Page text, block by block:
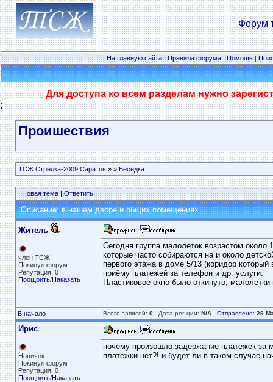
Форум
|На главную сайта|Правила форума|Помощь|
Для доступа ко всем разделам нужно
;
Проишествия
ТСЖ Стрелка-2009 Саратов» » Беседка
|Новая тема|Ответить|
Описание: в нашем дворе и общих помещениях
Житель
член ТСЖ
Покинул форум
Репутация: 0
Поощрить/Наказать
Сегодня группа малолеток возрастом
которые часто собираются на и около
первого этажа в доме 5/13 (коридор
приёму платежей за телефон и др. услуги.
Пластиковое окно было откинуто,
В начало Всего записей: 0Дата рег-ции: N/A Отправлено: 26
Ирис
Новичок
Покинул форум
Репутация: 0
Поощрить/Наказать
почему произошло задержание платежек за
платежки нет?! и будет ли в таком случае